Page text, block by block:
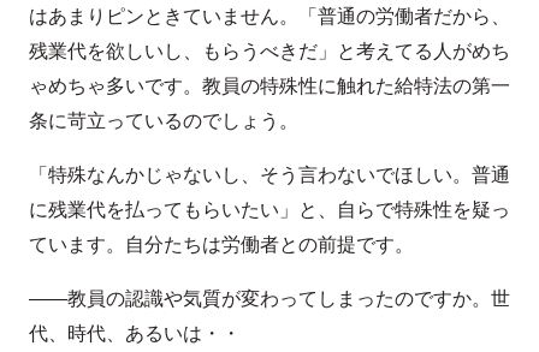
はあまりピンときていません。「普通の労働者だから、
残業代を欲しいし、もらうべきだ」と考えてる人がめち
ゃめちゃ多いです。教員の特殊性に触れた給特法の第一
条に苛立っているのでしょう。
「特殊なんかじゃないし、そう言わないでほしい。普通
に残業代を払ってもらいたい」と、自らで特殊性を疑っ
ています。自分たちは労働者との前提です。
――教員の認識や気質が変わってしまったのですか。世
代、時代、あるいは・・